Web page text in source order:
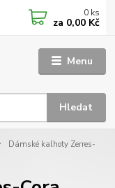
Menu
Hledat
0 ks
za 0,00 Kč
Dámské kalhoty Zerres-